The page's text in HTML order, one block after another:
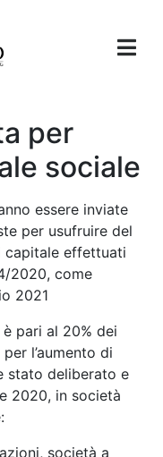
per
sociale
essere inviate
per usufruire del
capitale effettuati
2020, come
2021
pari al 20% dei
l’aumento di
stato deliberato e
2020, in società
società a